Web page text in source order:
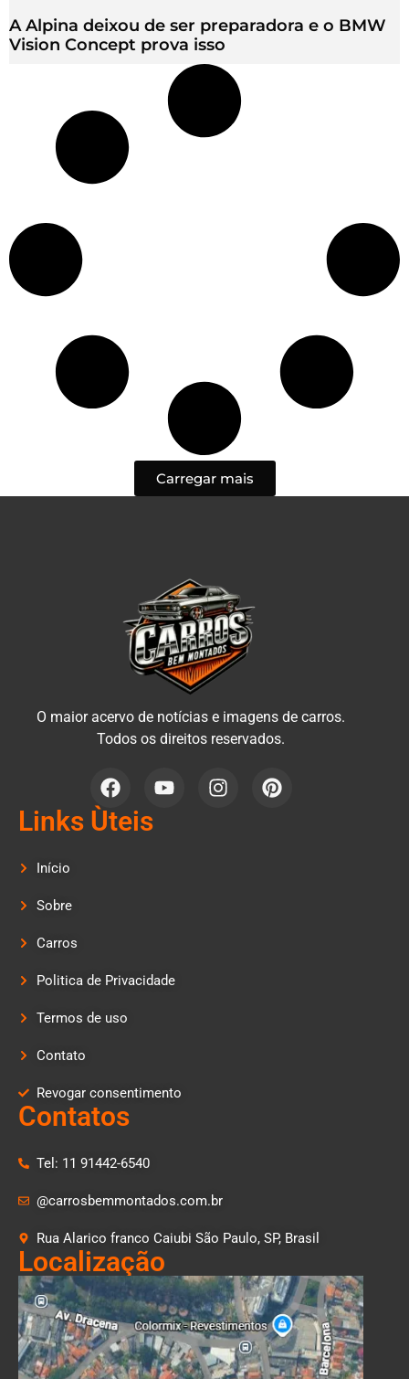
A Alpina deixou de ser preparadora e o BMW
Vision Concept prova isso
Carregar mais
O maior acervo de notícias e imagens de carros.
Todos os direitos reservados.
Links Ùteis
Início
Sobre
Carros
Politica de Privacidade
Termos de uso
Contato
Revogar consentimento
Contatos
Tel: 11 91442-6540
@carrosbemmontados.com.br
Rua Alarico franco Caiubi São Paulo, SP, Brasil
Localização